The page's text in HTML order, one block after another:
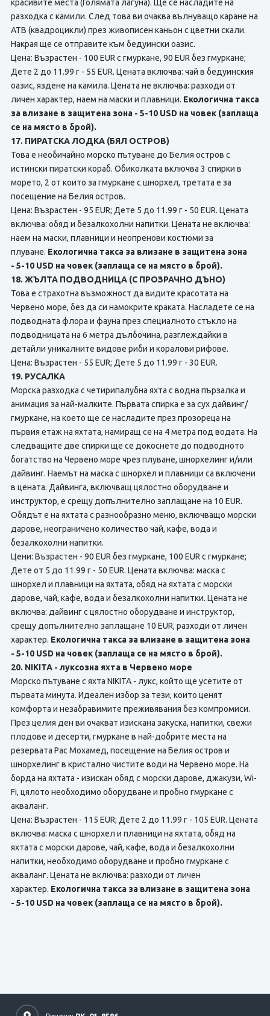
красивите места (Голямата лагуна). Ще се насладите на
разходка с камили. След това ви очаква вълнуващо каране на
АТВ (квадроцикли) през живописен каньон с цветни скали.
Накрая ще се отправите към бедуински оазис.
Цена: Възрастен - 100 EUR с гмуркане, 90 EUR без гмуркане;
Дете 2 до 11.99 г - 55 EUR. Цената включва: чай в бедуинския
оазис, яздене на камила. Цената не включва: разходи от
личен характер, наем на маски и плавници. Екологична такса
за влизане в защитена зона - 5-10 USD на човек (заплаща
се на място в брой).
17. ПИРАТСКА ЛОДКА (БЯЛ ОСТРОВ)
Това е необичайно морско пътуване до Белия остров с
истински пиратски кораб. Обиколката включва 3 спирки в
морето, 2 от които за гмуркане с шнорхел, третата е за
посещение на Белия остров.
Цена: Възрастен - 95 EUR; Дете 5 до 11.99 г - 50 EUR. Цената
включва: обяд и безалкохолни напитки. Цената не включва:
наем на маски, плавници и неопренови костюми за
плуване. Екологична такса за влизане в защитена зона
- 5-10 USD на човек (заплаща се на място в брой).
18. ЖЪЛТА ПОДВОДНИЦА (С ПРОЗРАЧНО ДЪНО)
Това е страхотна възможност да видите красотата на
Червено море, без да си намокрите краката. Насладете се на
подводната флора и фауна през специалното стъкло на
подводницата на 6 метра дълбочина, разглеждайки в
детайли уникалните видове риби и коралови рифове.
Цена: Възрастен - 55 EUR; Дете 5 до 11.99 г - 30 EUR.
19. РУСАЛКА
Морска разходка с четирипалубна яхта с водна пързалка и
анимация за най-малките. Първата спирка е за сух дайвинг/
гмуркане, на което ще се насладите през прозореца на
първия етаж на яхтата, намиращ се на 4 метра под водата. На
следващите две спирки ще се докоснете до подводното
богатство на Червено море чрез плуване, шнорхелинг и/или
дайвинг. Наемът на маска с шнорхел и плавници са включени
в цената. Дайвинга, включващ цялостно оборудване и
инструктор, е срещу допълнително заплащане на 10 EUR.
Обядът е на яхтата с разнообразно меню, включващо морски
дарове, неограничено количество чай, кафе, вода и
безалкохолни напитки.
Цени: Възрастен - 90 EUR без гмуркане, 100 EUR с гмуркане;
Дете от 5 до 11.99 г - 50 EUR. Цената включва: маска с
шнорхел и плавници на яхтата, обяд на яхтата с морски
дарове, чай, кафе, вода и безалкохолни напитки. Цената не
включва: дайвинг с цялостно оборудване и инструктор,
срещу допълнително заплащане 10 EUR, разходи от личен
характер. Екологична такса за влизане в защитена зона
- 5-10 USD на човек (заплаща се на място в брой).
20. NIKITA - луксозна яхта в Червено море
Морско пътуване с яхта NIKITA - лукс, който ще усетите от
първата минута. Идеален избор за тези, които ценят
комфорта и незабравимите преживявания без компромиси.
През целия ден ви очакват изискана закуска, напитки, свежи
плодове и десерти, гмуркане в най-добрите места на
резервата Рас Мохамед, посещение на Белия остров и
шнорхелинг в кристално чистите води на Червено море. На
борда на яхтата - изискан обяд с морски дарове, джакузи, Wi-
Fi, цялото необходимо оборудване и пробно гмуркане с
акваланг.
Цена: Възрастен - 115 EUR; Дете 2 до 11.99 г - 105 EUR. Цената
включва: маска с шнорхел и плавници на яхтата, обяд на
яхтата с морски дарове, чай, кафе, вода и безалкохолни
напитки, необходимо оборудване и пробно гмуркане с
акваланг. Цената не включва: разходи от личен
характер. Екологична такса за влизане в защитена зона
- 5-10 USD на човек (заплаща се на място в брой).